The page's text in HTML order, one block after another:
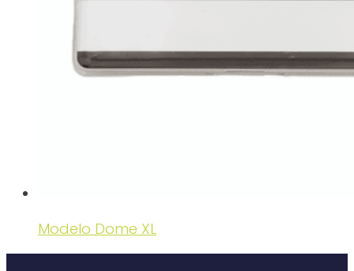
Modelo Dome XL